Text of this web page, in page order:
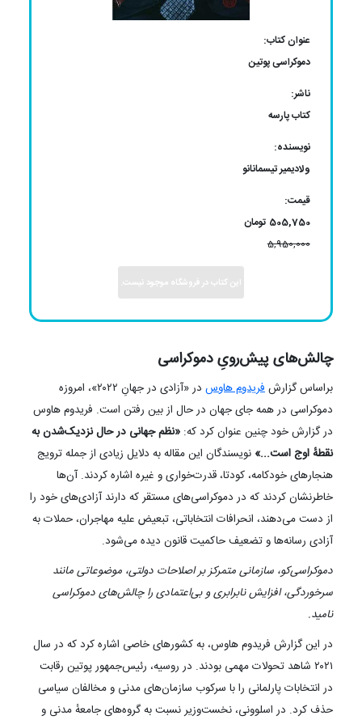
عنوان کتاب:
دموکراسی پوتین
ناشر:
کتاب پارسه
نویسنده:
ولادیمیر تیسمانانو
قیمت:
505,750 تومان
5,950,000
این کتاب در فروشگاه موجود نیست.
چالش‌های پیش‌رویِ دموکراسی
براساس گزارشفریدوم هاوس
در «آزادی در جهانِ ۲۰۲۲»، امروزه
دموکراسی در همه جای جهان در حال از بین رفتن است. فریدوم هاوس
در گزارش خود چنین عنوان کرد که: «نظم جهانی در حال نزدیک‌شدن به
نقطهٔ اوج است...» نویسندگان این مقاله به دلایل زیادی از جمله ترویج
هنجارهای خودکامه، کودتا، قدرت‌خواری و غیره اشاره کردند. آن‌ها
خاطرنشان کردند که در دموکراسی‌های مستقر که دارند آزادی‌های خود را
از دست می‌دهند، انحرافات انتخاباتی، تبعیض علیه مهاجران، حملات به
آزادی رسانه‌ها و تضعیف حاکمیت قانون دیده می‌شود.
دموکراسی‌کو، سازمانی متمرکز بر اصلاحات دولتی، موضوعاتی مانند
سرخوردگی، افزایش نابرابری و بی‌اعتمادی را چالش‌های دموکراسی
نامید.
در این گزارش فریدوم هاوس، به کشورهای خاصی اشاره کرد که در سال
۲۰۲۱ شاهد تحولات مهمی بودند. در روسیه، رئيس‌جمهور پوتین رقابت
در انتخابات پارلمانی را با سرکوب سازمان‌های مدنی و مخالفان سیاسی
حذف کرد. در اسلوونی، نخست‌وزیر نسبت به گروه‌های جامعهٔ مدنی و